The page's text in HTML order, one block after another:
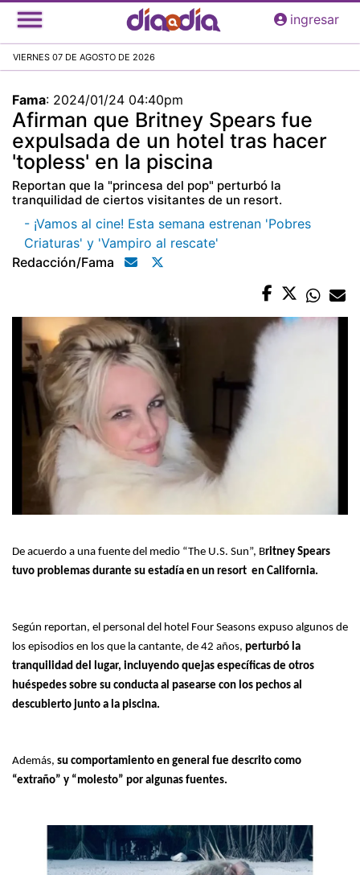
Pasar
al
principal
ingresar
VIERNES 07 DE AGOSTO DE 2026
Fama: 2024/01/24 04:40pm
Afirman que Britney Spears fue
expulsada de un hotel tras hacer
'topless' en la piscina
Reportan que la "princesa del pop" perturbó la
tranquilidad de ciertos visitantes de un resort.
- ¡Vamos al cine! Esta semana estrenan 'Pobres
Criaturas' y 'Vampiro al rescate'
Redacción/fama
De acuerdo a una fuente del medio “The U.S. Sun”, Britney Spears
tuvo problemas durante su estadía en un resort en California.
Según reportan, el personal del hotel Four Seasons expuso algunos de
los episodios en los que la cantante, de 42 años, perturbó la
tranquilidad del lugar, incluyendo quejas específicas de otros
huéspedes sobre su conducta al pasearse con los pechos al
descubierto junto a la piscina.
Además, su comportamiento en general fue descrito como
“extraño” y “molesto” por algunas fuentes.